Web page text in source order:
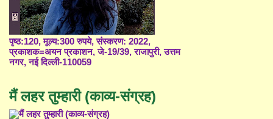
पृष्ठ:120, मूल्य:300 रुपये, संस्करण: 2022,
प्रकाशक=अयन प्रकाशन, जे-19/39, राजापुरी, उत्तम
नगर, नई दिल्ली-110059
मैं लहर तुम्हारी (काव्य-संग्रह)